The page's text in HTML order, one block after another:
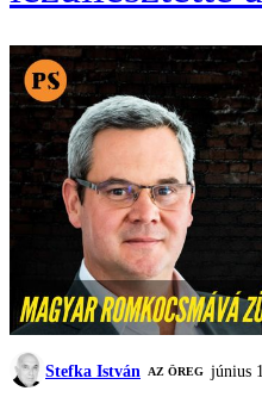
Stefka István AZ ÖREG június